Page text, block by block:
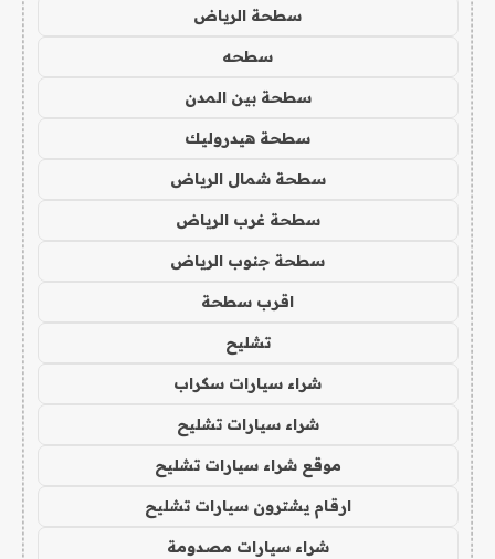
سطحة الرياض
سطحه
سطحة بين المدن
سطحة هيدروليك
سطحة شمال الرياض
سطحة غرب الرياض
سطحة جنوب الرياض
اقرب سطحة
تشليح
شراء سيارات سكراب
شراء سيارات تشليح
موقع شراء سيارات تشليح
ارقام يشترون سيارات تشليح
شراء سيارات مصدومة